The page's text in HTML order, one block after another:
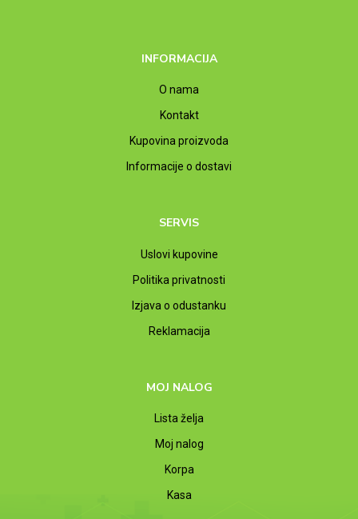
INFORMACIJA
O nama
Kontakt
Kupovina proizvoda
Informacije o dostavi
SERVIS
Uslovi kupovine
Politika privatnosti
Izjava o odustanku
Reklamacija
MOJ NALOG
Lista želja
Moj nalog
Korpa
Kasa